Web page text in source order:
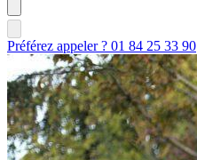
Préférez appeler ? 01 84 25 33 90